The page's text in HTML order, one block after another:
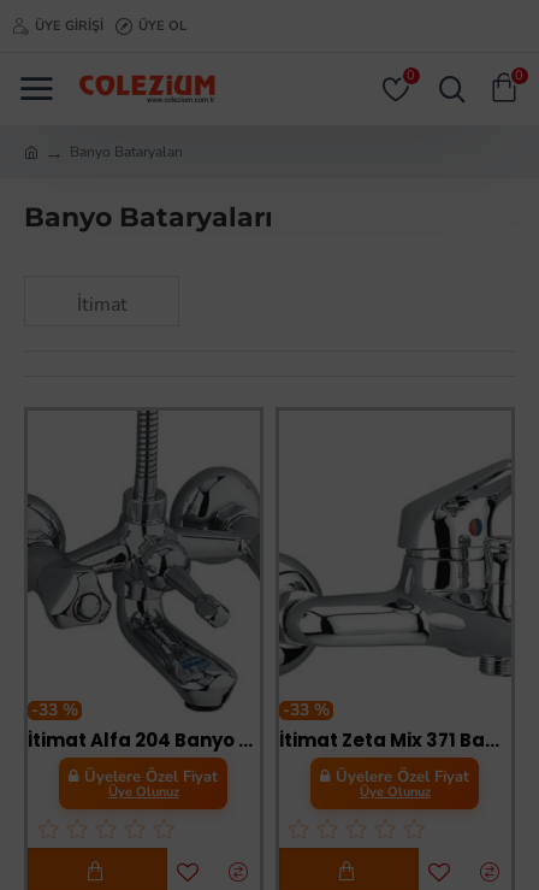
ÜYE GIRIŞI ÜYE OL
0 0
Banyo Bataryaları
Banyo Bataryaları
İtimat
-33 %
İtimat Alfa 204 Banyo Bataryası
Üyelere Özel Fiyat
Üye Olunuz
-33 %
İtimat Zeta Mix 371 Banyo Bataryası
Üyelere Özel Fiyat
Üye Olunuz